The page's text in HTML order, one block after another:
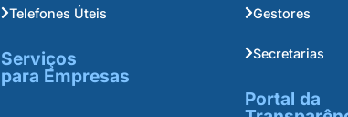
Telefones Úteis
Serviços
para Empresas
Gestores
Secretarias
Portal da